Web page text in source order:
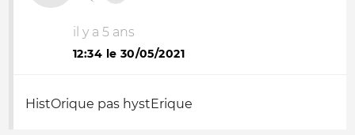
il y a 5 ans
12:34 le 30/05/2021
HistOrique pas hystErique